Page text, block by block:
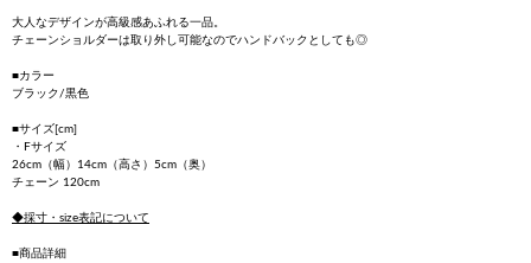
大人なデザインが高級感あふれる一品。
チェーンショルダーは取り外し可能なのでハンドバックとしても◎
■カラー
ブラック/黒色
■サイズ[cm]
・Fサイズ
26cm（幅）14cm（高さ）5cm（奥）
チェーン 120cm
◆採寸・size表記について
■商品詳細